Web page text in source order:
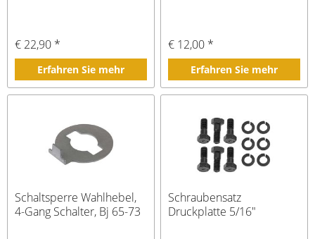
€ 22,90 *
Erfahren Sie mehr
€ 12,00 *
Erfahren Sie mehr
Schaltsperre Wahlhebel,
4-Gang Schalter, Bj 65-73
Schraubensatz
Druckplatte 5/16"